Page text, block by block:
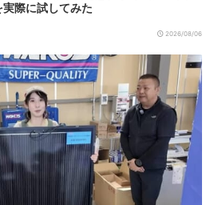
実際に試してみた
2026/08/06